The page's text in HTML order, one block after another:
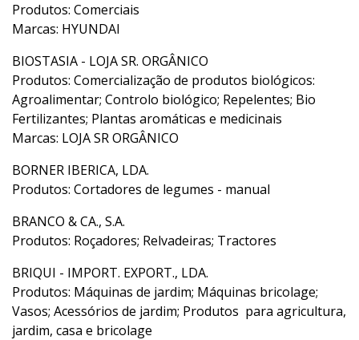
Produtos: Comerciais
Marcas: HYUNDAI
BIOSTASIA - LOJA SR. ORGÂNICO
Produtos: Comercialização de produtos biológicos:
Agroalimentar; Controlo biológico; Repelentes; Bio
Fertilizantes; Plantas aromáticas e medicinais
Marcas: LOJA SR ORGÂNICO
BORNER IBERICA, LDA.
Produtos: Cortadores de legumes - manual
BRANCO & CA., S.A.
Produtos: Roçadores; Relvadeiras; Tractores
BRIQUI - IMPORT. EXPORT., LDA.
Produtos: Máquinas de jardim; Máquinas bricolage;
Vasos; Acessórios de jardim; Produtos para agricultura,
jardim, casa e bricolage